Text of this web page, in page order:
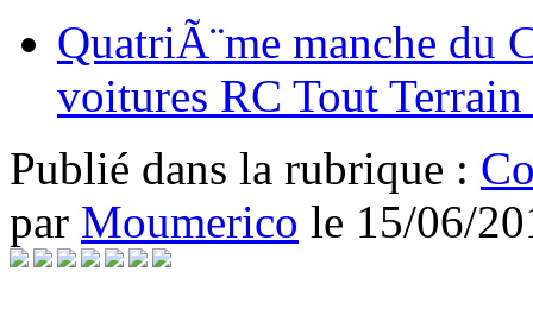
QuatriÃ¨me manche du
voitures RC Tout
Publié dans la rubrique :
par Moumerico le 15/06/